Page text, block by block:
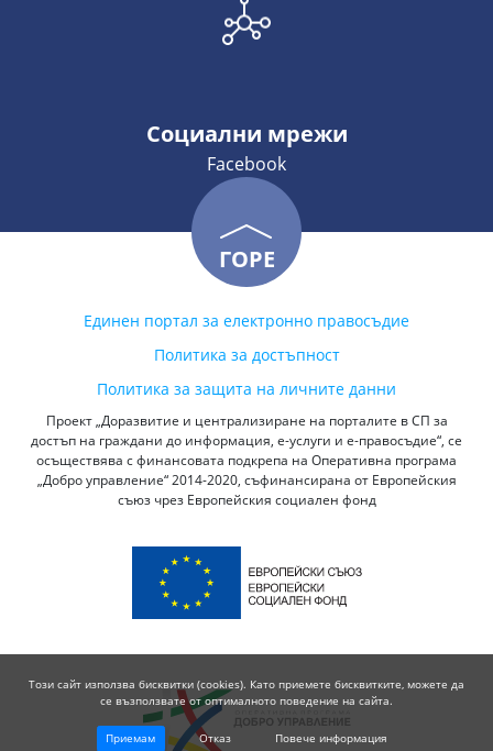
Социални мрежи
Facebook
ГОРЕ
Единен портал за електронно правосъдие
Политика за достъпност
Политика за защита на личните данни
Проект „Доразвитие и централизиране на порталите в СП за
достъп на граждани до информация, е-услуги и е-правосъдие“, се
осъществява с финансовата подкрепа на Оперативна програма
„Добро управление“ 2014-2020, съфинансирана от Европейския
съюз чрез Европейския социален фонд
Този сайт използва бисквитки (cookies). Като приемете бисквитките, можете да
се възползвате от оптималното поведение на сайта.
Приемам Отказ Повече информация